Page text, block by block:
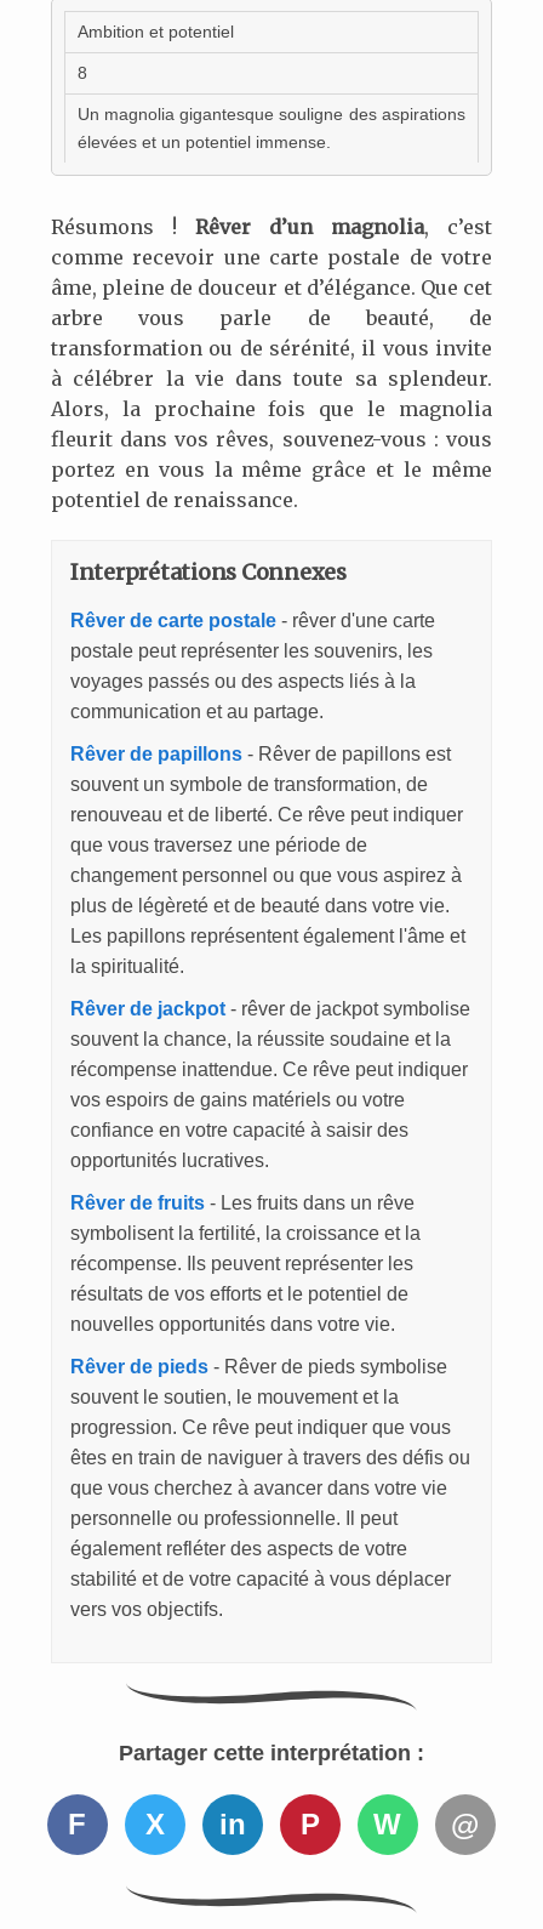
Ambition et potentiel
8
Un magnolia gigantesque souligne des aspirations
élevées et un potentiel immense.
Résumons ! Rêver d’un magnolia, c’est
comme recevoir une carte postale de votre
âme, pleine de douceur et d’élégance. Que cet
arbre vous parle de beauté, de
transformation ou de sérénité, il vous invite
à célébrer la vie dans toute sa splendeur.
Alors, la prochaine fois que le magnolia
fleurit dans vos rêves, souvenez-vous : vous
portez en vous la même grâce et le même
potentiel de renaissance.
Interprétations Connexes
Rêver de carte postale- rêver d'une carte
postale peut représenter les souvenirs, les
voyages passés ou des aspects liés à la
communication et au partage.
Rêver de papillons- Rêver de papillons est
souvent un symbole de transformation, de
renouveau et de liberté. Ce rêve peut indiquer
que vous traversez une période de
changement personnel ou que vous aspirez à
plus de légèreté et de beauté dans votre vie.
Les papillons représentent également l'âme et
la spiritualité.
Rêver de jackpot- rêver de jackpot symbolise
souvent la chance, la réussite soudaine et la
récompense inattendue. Ce rêve peut indiquer
vos espoirs de gains matériels ou votre
confiance en votre capacité à saisir des
opportunités lucratives.
Rêver de fruits- Les fruits dans un rêve
symbolisent la fertilité, la croissance et la
récompense. Ils peuvent représenter les
résultats de vos efforts et le potentiel de
nouvelles opportunités dans votre vie.
Rêver de pieds- Rêver de pieds symbolise
souvent le soutien, le mouvement et la
progression. Ce rêve peut indiquer que vous
êtes en train de naviguer à travers des défis ou
que vous cherchez à avancer dans votre vie
personnelle ou professionnelle. Il peut
également refléter des aspects de votre
stabilité et de votre capacité à vous déplacer
vers vos objectifs.
Partager cette interprétation :
F X in P W @